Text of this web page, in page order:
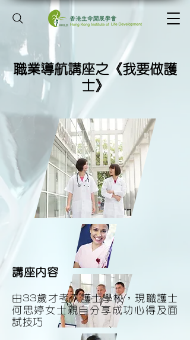
職業導航講座之《我要做護
士》
講座內容
由33歲才考入護士學校，現職護士
何思婷女士親自分享成功心得及面
試技巧